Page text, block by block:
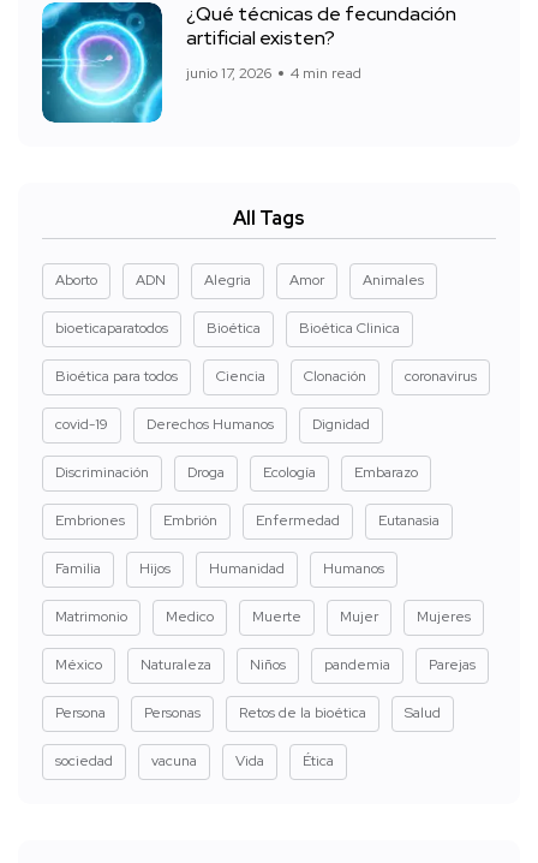
¿Qué técnicas de fecundación
artificial existen?
junio 17, 2026 4 min read
All Tags
Aborto ADN Alegria Amor Animales
bioeticaparatodos Bioética Bioética Clinica
Bioética para todos Ciencia Clonación coronavirus
covid-19 Derechos Humanos Dignidad
Discriminación Droga Ecología Embarazo
Embriones Embrión Enfermedad Eutanasia
Familia Hijos Humanidad Humanos
Matrimonio Medico Muerte Mujer Mujeres
México Naturaleza Niños pandemia Parejas
Persona Personas Retos de la bioética Salud
sociedad vacuna Vida Ética